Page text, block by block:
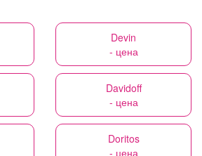
Devin
- цена
Davidoff
- цена
Doritos
- цена